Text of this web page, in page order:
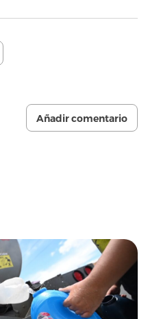
Añadir comentario